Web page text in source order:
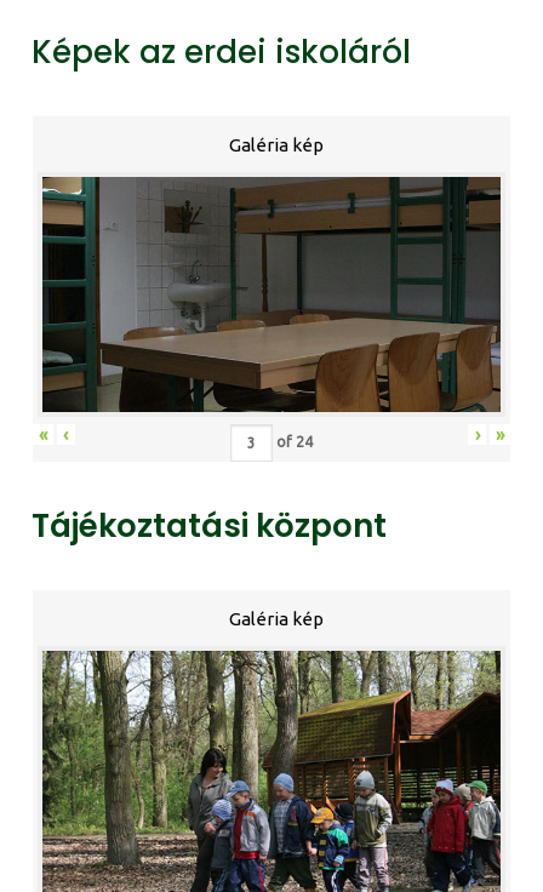
Képek az erdei iskoláról
Galéria kép
« ‹ of 24 › »
Tájékoztatási központ
Galéria kép